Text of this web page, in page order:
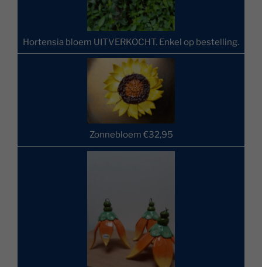
Hortensia bloem UITVERKOCHT. Enkel op bestelling.
Zonnebloem €32,95